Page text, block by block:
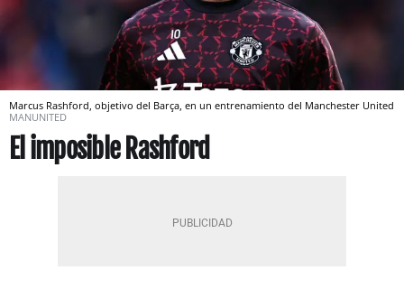
Marcus Rashford, objetivo del Barça, en un entrenamiento del Manchester United
MANUNITED
El imposible Rashford